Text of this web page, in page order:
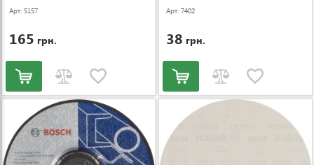
Арт: 5157
165 грн.
Арт: 7402
38 грн.